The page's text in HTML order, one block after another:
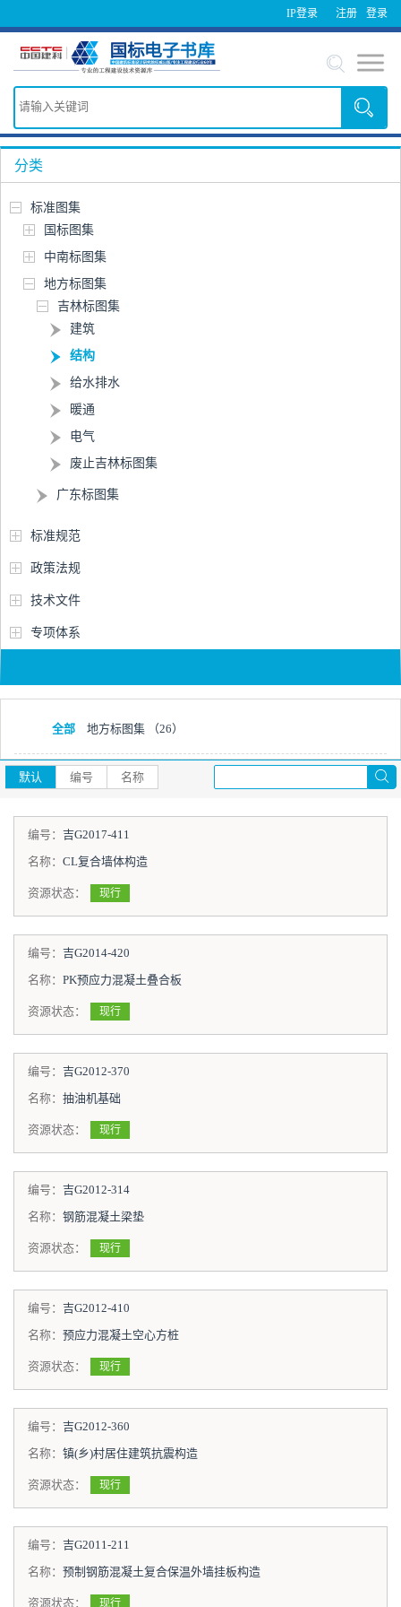
IP登录 登录
注册
分类
标准图集
国标图集
中南标图集
地方标图集
吉林标图集
建筑
结构
给水排水
暖通
电气
废止吉林标图集
广东标图集
标准规范
政策法规
技术文件
专项体系
全部 地方标图集 （26）
默认 编号 名称
编号： 吉G2017-411
名称： CL复合墙体构造
资源状态： 现行
编号： 吉G2014-420
名称： PK预应力混凝土叠合板
资源状态： 现行
编号： 吉G2012-370
名称： 抽油机基础
资源状态： 现行
编号： 吉G2012-314
名称： 钢筋混凝土梁垫
资源状态： 现行
编号： 吉G2012-410
名称： 预应力混凝土空心方桩
资源状态： 现行
编号： 吉G2012-360
名称： 镇(乡)村居住建筑抗震构造
资源状态： 现行
编号： 吉G2011-211
名称： 预制钢筋混凝土复合保温外墙挂板构造
资源状态： 现行